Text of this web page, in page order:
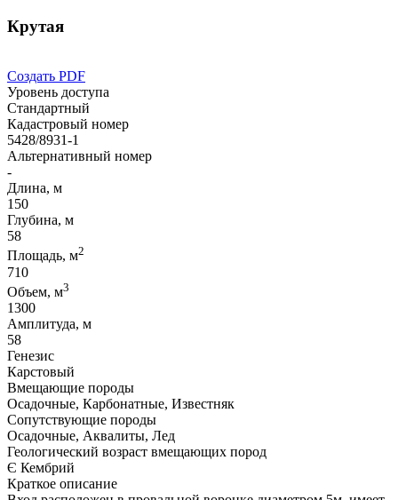
Крутая
Создать PDF
Уровень доступа
Стандартный
Кадастровый номер
5428/8931-1
Альтернативный номер
-
Длина, м
150
Глубина, м
58
Площадь, м2
710
Объем, м3
1300
Амплитуда, м
58
Генезис
Карстовый
Вмещающие породы
Осадочные, Карбонатные, Известняк
Сопутствующие породы
Осадочные, Аквалиты, Лед
Геологический возраст вмещающих пород
Є Кембрий
Краткое описание